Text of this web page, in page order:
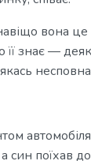
вона
її знає —
син поїхав